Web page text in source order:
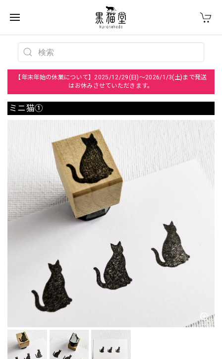
【年末年始の休業について】2025/12/29(日)～2026/1/3(土)まで発送
はお休みさせていただきます。
ミニ猫①